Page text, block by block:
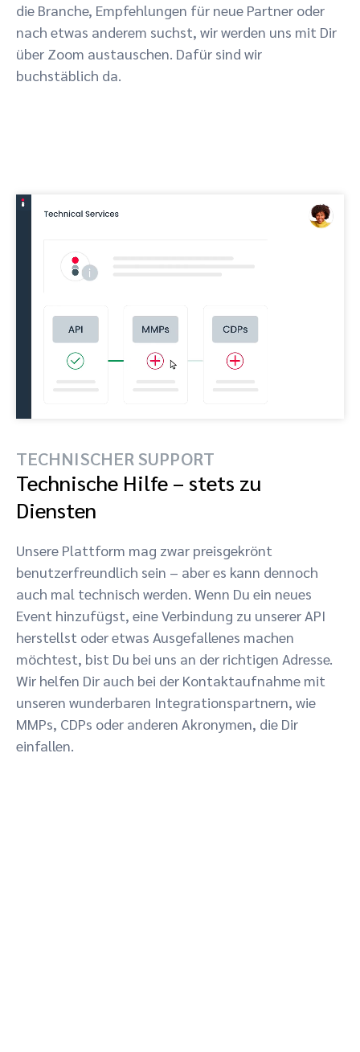
die Branche, Empfehlungen für neue Partner oder
nach etwas anderem suchst, wir werden uns mit Dir
über Zoom austauschen. Dafür sind wir
buchstäblich da.
TECHNISCHER SUPPORT
Technische Hilfe – stets zu
Diensten
Unsere Plattform mag zwar preisgekrönt
benutzerfreundlich sein – aber es kann dennoch
auch mal technisch werden. Wenn Du ein neues
Event hinzufügst, eine Verbindung zu unserer API
herstellst oder etwas Ausgefallenes machen
möchtest, bist Du bei uns an der richtigen Adresse.
Wir helfen Dir auch bei der Kontaktaufnahme mit
unseren wunderbaren Integrationspartnern, wie
MMPs, CDPs oder anderen Akronymen, die Dir
einfallen.